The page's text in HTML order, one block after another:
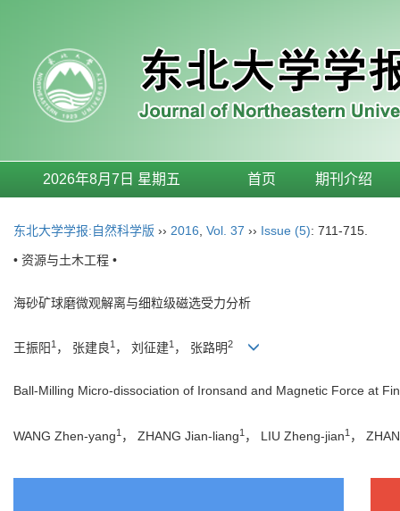
2026年8月7日 星期五 首页 期刊介绍
东北大学学报:自然科学版 ›› 2016 Vol. 37 ›› Issue (5): 711-715.
• 资源与土木工程 •
海砂矿球磨微观解离与细粒级磁选受力分析
王振阳 1 ， 张建良1 ， 刘征建1 ， 张路明2
Ball-Milling Micro-dissociation of Ironsand and Magnetic Force at
WANG Zhen-yang1 ， ZHANG Jian-liang1 ， LIU Zheng-jian1 ，